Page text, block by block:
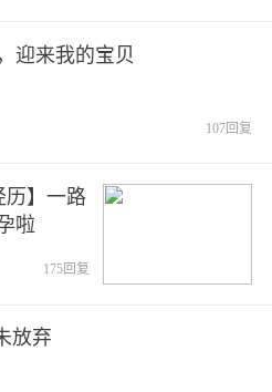
迎来我的宝贝
107回复
历】一路
啦
175回复
放弃